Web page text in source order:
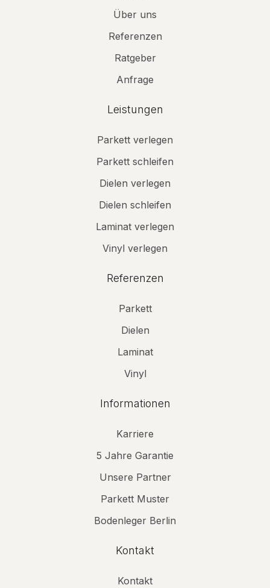
Über uns
Referenzen
Ratgeber
Anfrage
Leistungen
Parkett verlegen
Parkett schleifen
Dielen verlegen
Dielen schleifen
Laminat verlegen
Vinyl verlegen
Referenzen
Parkett
Dielen
Laminat
Vinyl
Informationen
Karriere
5 Jahre Garantie
Unsere Partner
Parkett Muster
Bodenleger Berlin
Kontakt
Kontakt